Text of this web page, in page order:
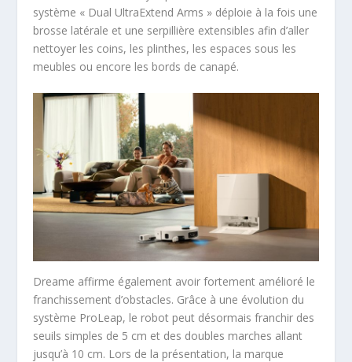
système « Dual UltraExtend Arms » déploie à la fois une
brosse latérale et une serpillière extensibles afin d’aller
nettoyer les coins, les plinthes, les espaces sous les
meubles ou encore les bords de canapé.
Dreame affirme également avoir fortement amélioré le
franchissement d’obstacles. Grâce à une évolution du
système ProLeap, le robot peut désormais franchir des
seuils simples de 5 cm et des doubles marches allant
jusqu’à 10 cm. Lors de la présentation, la marque